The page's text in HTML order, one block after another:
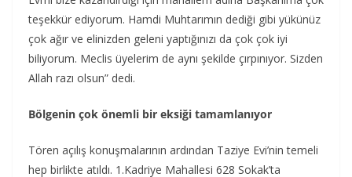
teşekkür ediyorum. Hamdi Muhtarımın dediği gibi yükünüz
çok ağır ve elinizden geleni yaptığınızı da çok çok iyi
biliyorum. Meclis üyelerim de aynı şekilde çırpınıyor. Sizden
Allah razı olsun” dedi.
Bölgenin çok önemli bir eksiği tamamlanıyor
Tören açılış konuşmalarının ardından Taziye Evi’nin temeli
hep birlikte atıldı. 1.Kadriye Mahallesi 628 Sokak’ta